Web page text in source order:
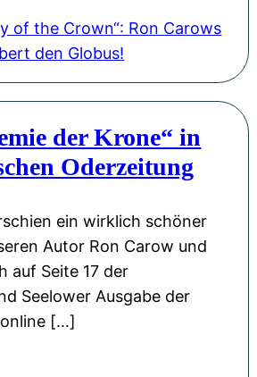
der Krone“ in
Oderzeitung
ein wirklich schöner
Autor Ron Carow und
auf Seite 17 der
Seelower Ausgabe der
[…]